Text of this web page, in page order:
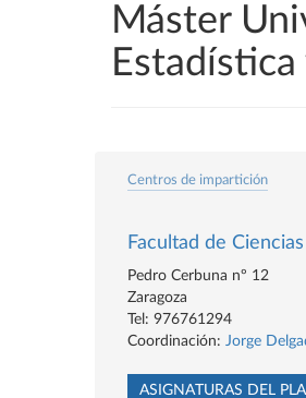
Máster
Centros de impartición
Facultad de Ciencias
Pedro Cerbuna nº 12
Zaragoza
Tel: 976761294
Coordinación: Jorge
ASIGNATURAS DEL